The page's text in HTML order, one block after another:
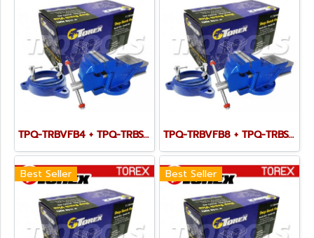
TPQ-TRBVFB4 + TPQ-TRBSWV4 ชุดปากกาจับชิ้นงาน 100 มม. (4") พร้อมฐานหมุน TPQ-TRBVFB8 + TPQ-TRBSWV8 ชุดปากกาจับชิ้นงาน 200 มม. (8") พร้อมฐานหมุน
Best Seller Best Seller